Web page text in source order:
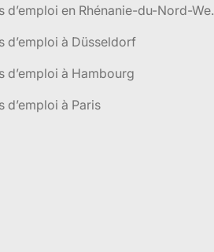
Offres
d’emploi à Düsseldorf
d’emploi à Hambourg
d’emploi à Paris